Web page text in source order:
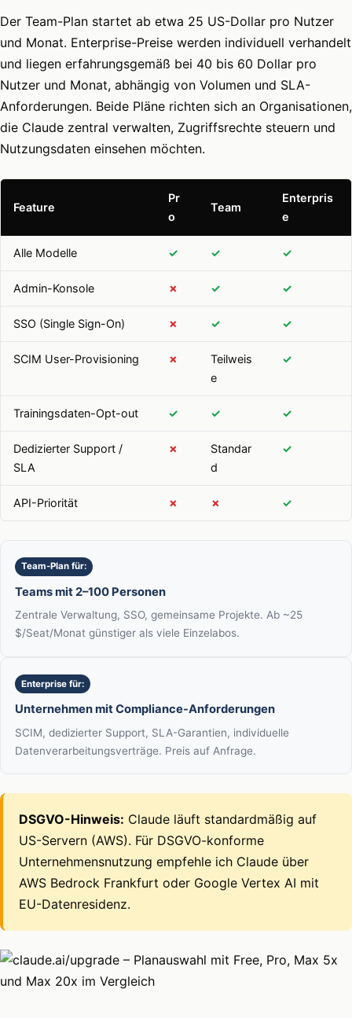
Der Team-Plan startet ab etwa 25 US-Dollar pro Nutzer
und Monat. Enterprise-Preise werden individuell verhandelt
und liegen erfahrungsgemäß bei 40 bis 60 Dollar pro
Nutzer und Monat, abhängig von Volumen und SLA-
Anforderungen. Beide Pläne richten sich an Organisationen,
die Claude zentral verwalten, Zugriffsrechte steuern und
Nutzungsdaten einsehen möchten.
Feature
Pr
o
Team
Enterpris
e
Alle Modelle ✓ ✓ ✓
Admin-Konsole ✗ ✓ ✓
SSO (Single Sign-On) ✗ ✓ ✓
SCIM User-Provisioning ✗
Teilweis
e
✓
Trainingsdaten-Opt-out ✓ ✓ ✓
Dedizierter Support /
SLA
✗
Standar
d
✓
API-Priorität ✗ ✗ ✓
Team-Plan für:
Teams mit 2–100 Personen
Zentrale Verwaltung, SSO, gemeinsame Projekte. Ab ~25
$/Seat/Monat günstiger als viele Einzelabos.
Enterprise für:
Unternehmen mit Compliance-Anforderungen
SCIM, dedizierter Support, SLA-Garantien, individuelle
Datenverarbeitungsverträge. Preis auf Anfrage.
DSGVO-Hinweis: Claude läuft standardmäßig auf
US-Servern (AWS). Für DSGVO-konforme
Unternehmensnutzung empfehle ich Claude über
AWS Bedrock Frankfurt oder Google Vertex AI mit
EU-Datenresidenz.